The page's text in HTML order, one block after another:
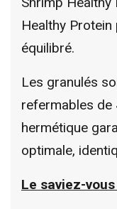
Healthy
équilibré.
Les granulés
refermables de
hermétique
optimale,
Le saviez-vous